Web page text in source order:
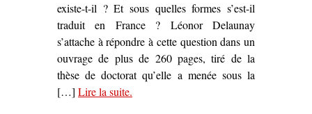
existe-t-il ? Et sous quelles formes s’est-il
traduit en France ? Léonor Delaunay
s’attache à répondre à cette question dans un
ouvrage de plus de 260 pages, tiré de la
thèse de doctorat qu’elle a menée sous la
[…] Lire la suite– ‘
.